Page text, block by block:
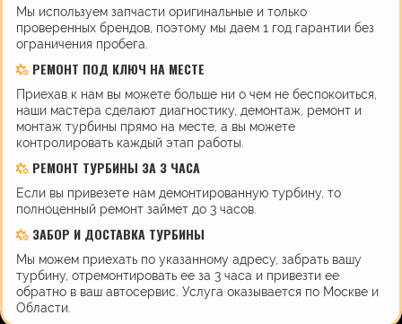
Мы используем запчасти оригинальные и только
проверенных брендов, поэтому мы даем 1 год гарантии без
ограничения пробега.
РЕМОНТ ПОД КЛЮЧ НА МЕСТЕ
Приехав к нам вы можете больше ни о чем не беспокоиться,
наши мастера сделают диагностику, демонтаж, ремонт и
монтаж турбины прямо на месте, а вы можете
контролировать каждый этап работы.
РЕМОНТ ТУРБИНЫ ЗА 3 ЧАСА
Если вы привезете нам демонтированную турбину, то
полноценный ремонт займет до 3 часов.
ЗАБОР И ДОСТАВКА ТУРБИНЫ
Мы можем приехать по указанному адресу, забрать вашу
турбину, отремонтировать ее за 3 часа и привезти ее
обратно в ваш автосервис. Услуга оказывается по Москве и
Области.